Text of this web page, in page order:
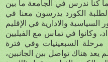
كنا ندرس في الجامعة ما بين
من الطلبة الكورد يدرسون معنا في
السياسية والادارية في الإقليم
وكانوا في تماس مع الفيليين
مرحلة السبعينيات وفي فترة
يعد هناك تواصل بين الجانبين،